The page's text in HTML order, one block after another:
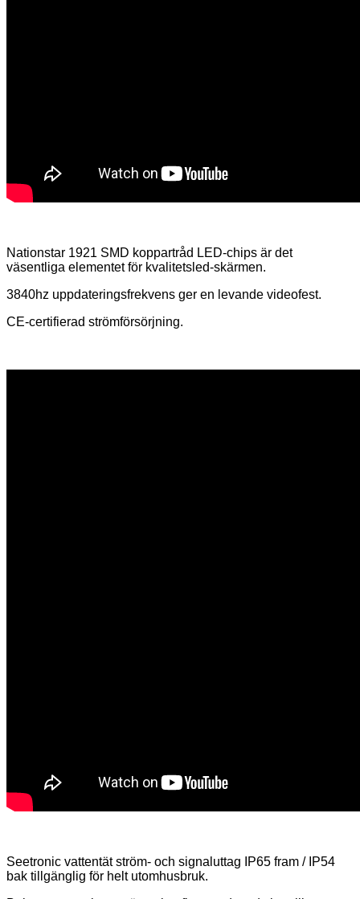
Nationstar 1921 SMD koppartråd LED-chips är det
väsentliga elementet för kvalitetsled-skärmen.
3840hz uppdateringsfrekvens ger en levande videofest.
CE-certifierad strömförsörjning.
Seetronic vattentät ström- och signaluttag IP65 fram / IP54
bak tillgänglig för helt utomhusbruk.